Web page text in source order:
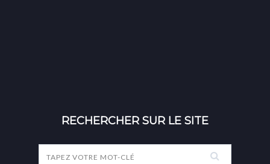
RECHERCHER SUR LE SITE